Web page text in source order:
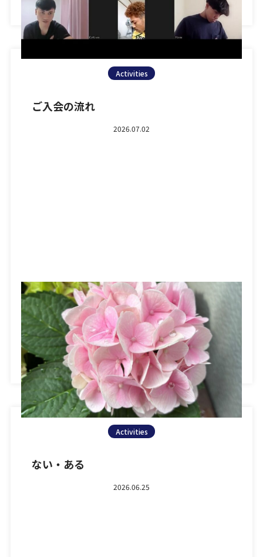
Activities
ご入会の流れ
2026.07.02
日頃より弊社ブログにお越しいただきまして、誠にあり
がとうございます。 さて本日は、お問い合わせからレ
ッスン開始までの流れ […]
Activities
ない・ある
2026.06.25